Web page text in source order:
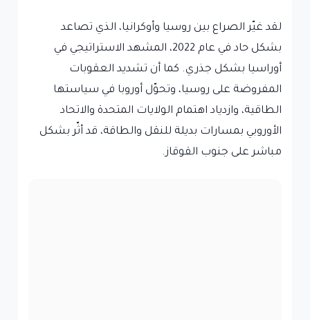
لقد غيّر الصراع بين روسيا وأوكرانيا، الذي تصاعد
بشكل حاد في عام 2022، المشهد الاستراتيجي في
أوراسيا بشكل جذري. كما أن تشديد العقوبات
المفروضة على روسيا، وتحوّل أوروبا في سياستها
الطاقية، وازدياد اهتمام الولايات المتحدة والاتحاد
الأوروبي بمسارات بديلة للنقل والطاقة، قد أثّر بشكل
مباشر على جنوب القوقاز.